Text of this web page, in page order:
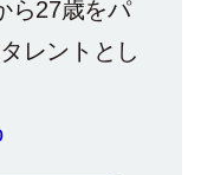
ら27歳をパ
レントとし